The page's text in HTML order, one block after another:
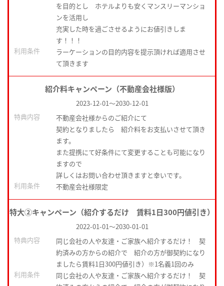
を目的とし ホテルよりも安くマンスリーマンショ
ンを活用し
充実した時を過ごさせるようにお値引きしま
す！！！
利用条件
ラーケーションの目的内容を提示頂ければ適用させ
て頂きます
紹介料キャンペーン（不動産会社様版）
2023-12-01～2030-12-01
特典内容
不動産会社様からのご紹介にて
契約となりましたら 紹介料をお支払いさせて頂き
ます。
また提携にて好条件にて変更することも可能になり
ますので
詳しくはお問い合わせ頂きますと幸いです。
利用条件
不動産会社様限定
特大②キャンペーン（紹介するだけ 賃料1日300円値引き）
2022-01-01～2030-01-01
特典内容
同じ会社の人や友達・ご家族へ紹介するだけ！ 契
約済みの方からの紹介で 紹介の方が御契約になり
ましたら賃料1日300円値引き）※1名義1回のみ
利用条件
同じ会社の人や友達・ご家族へ紹介するだけ！ 契